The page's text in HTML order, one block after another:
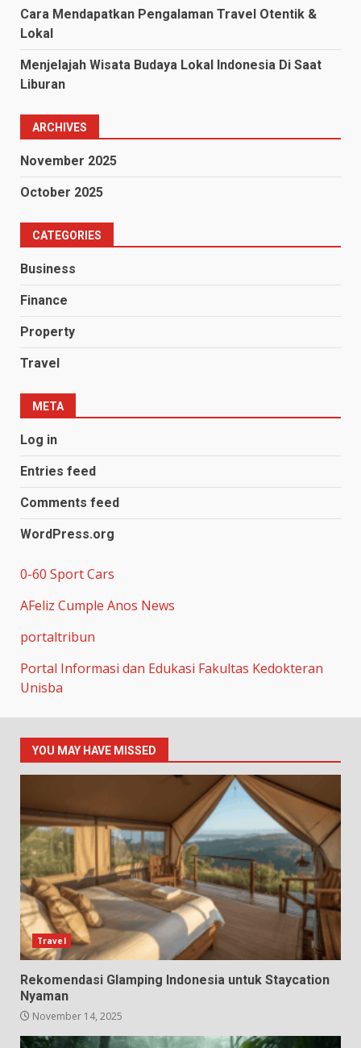
Cara Mendapatkan Pengalaman Travel Otentik &
Lokal
Menjelajah Wisata Budaya Lokal Indonesia Di Saat
Liburan
ARCHIVES
November 2025
October 2025
CATEGORIES
Business
Finance
Property
Travel
META
Log in
Entries feed
Comments feed
WordPress.org
0-60 Sport Cars
AFeliz Cumple Anos News
portaltribun
Portal Informasi dan Edukasi Fakultas Kedokteran
Unisba
YOU MAY HAVE MISSED
Travel
Rekomendasi Glamping Indonesia untuk Staycation
Nyaman
November 14, 2025